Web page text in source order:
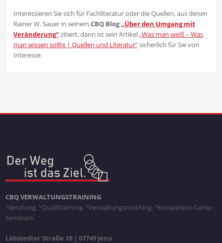
Interessieren Sie sich für Fachliteratur oder die Quellen, aus denen
Rainer W. Sauer in seinem CBQ Blog„Über den Umgang mit
Veränderung“zitiert, dann ist sein Artikel „Was man weiß – Was
man wissen sollte | Quellen und Literatur“sicherlich für Sie von
Interesse.
CBQ VERWALTUNGSTRAINING
°Beratung. °Qualifizierung. °Verwaltungscoaching. °Kompetenz-Camp-
Seminare.
Löbstedter Straße 18 | 07749 Jena